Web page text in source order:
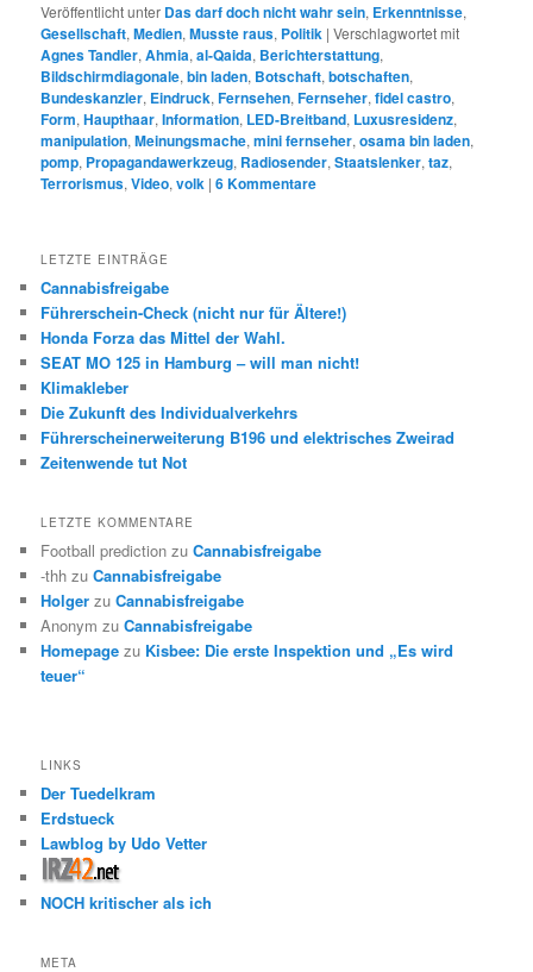
Veröffentlicht unter Das darf doch nicht wahr sein, Erkenntnisse,
Gesellschaft,Medien,Musste raus, Politik |Verschlagwortet mit
Agnes Tandler,Ahmia,al-Qaida, Berichterstattung,
Bildschirmdiagonale,bin laden, Botschaft,botschaften,
Bundeskanzler, Eindruck,Fernsehen,Fernseher,fidel castro,
Form,Haupthaar,Information, LED-Breitband, Luxusresidenz,
manipulation,Meinungsmache,mini fernseher,osama bin laden,
pomp, Propagandawerkzeug, Radiosender,Staatslenker,taz,
Terrorismus,Video,volk |6Kommentare
LETZTE EINTRÄGE
Cannabisfreigabe
Führerschein-Check (nicht nur für Ältere!)
Honda Forza das Mittel der Wahl.
SEAT MO 125 in Hamburg – will man nicht!
Klimakleber
Die Zukunft des Individualverkehrs
Führerscheinerweiterung B196 und elektrisches Zweirad
Zeitenwende tut Not
LETZTE KOMMENTARE
Football prediction zuCannabisfreigabe
-thh zuCannabisfreigabe
Holger zuCannabisfreigabe
Anonym zuCannabisfreigabe
Homepage zu Kisbee: Die erste Inspektion und „Es wird
teuer“
LINKS
Der Tuedelkram
Erdstueck
Lawblog by Udo Vetter
NOCH kritischer als ich
META